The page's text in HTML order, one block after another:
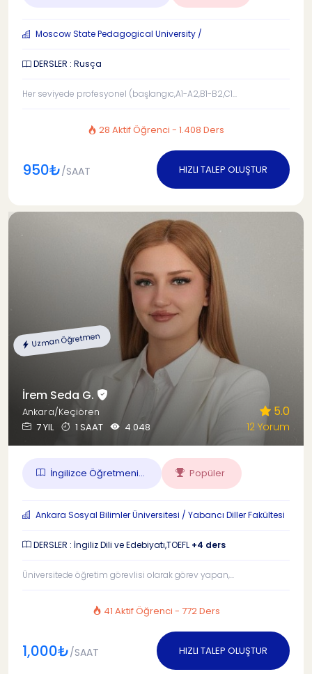
Moscow State Pedagogical University /
DERSLER : Rusça
Her seviyede profesyonel (başlangıc,A1-A2,B1-B2,C1...
28 Aktif Öğrenci - 1.408 Ders
950₺/SAAT HIZLI TALEP OLUŞTUR
Uzman Öğretmen
İrem Seda G.
Ankara/Keçiören
7 YIL
1 SAAT 4.048
5.0
12 Yorum
İngilizce Öğretmeni... Popüler
Ankara Sosyal Bilimler Üniversitesi / Yabancı Diller Fakültesi
DERSLER : İngiliz Dili ve Edebiyatı,TOEFL +4 ders
Üniversitede öğretim görevlisi olarak görev yapan,...
41 Aktif Öğrenci - 772 Ders
1,000₺/SAAT HIZLI TALEP OLUŞTUR